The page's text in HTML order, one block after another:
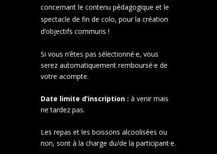
concernant le contenu pédagogique et le
spectacle de fin de colo, pour la création
d’objectifs communs !
Si vous n’êtes pas sélectionné·e, vous
serez automatiquement remboursé·e de
votre acompte.
Date limite d’inscription : à venir mais
ne tardez pas.
Les repas et les boissons alcoolisées ou
non, sont à la charge du/de la participant·e.